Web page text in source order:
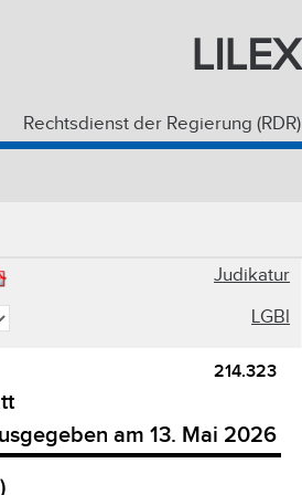
LILEX
Rechtsdienst der Regierung (RDR)
Judikatur
LGBl